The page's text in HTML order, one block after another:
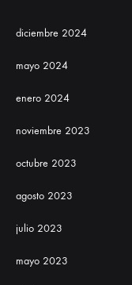
diciembre 2024
mayo 2024
enero 2024
noviembre 2023
octubre 2023
agosto 2023
julio 2023
mayo 2023